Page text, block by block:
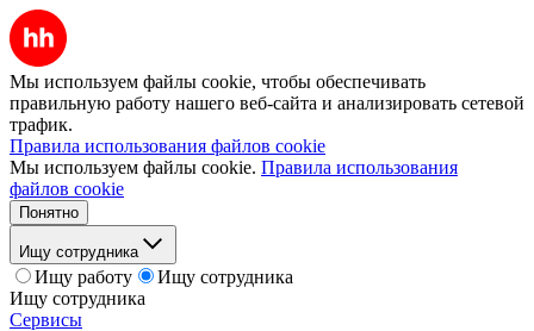
Мы используем файлы cookie, чтобы обеспечивать
правильную работу нашего веб-сайта и анализировать сетевой
трафик.
Правила использования файлов cookie
Мы используем файлы cookie. Правила использования
файлов cookie
Понятно
Ищу сотрудника
Ищу работу
Ищу сотрудника
Ищу сотрудника
Сервисы